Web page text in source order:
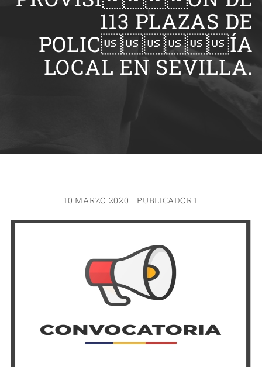
113 PLAZAS DE
POLICÍA
LOCAL EN SEVILLA.
10 MARZO 2020 PUBLICADOR 1